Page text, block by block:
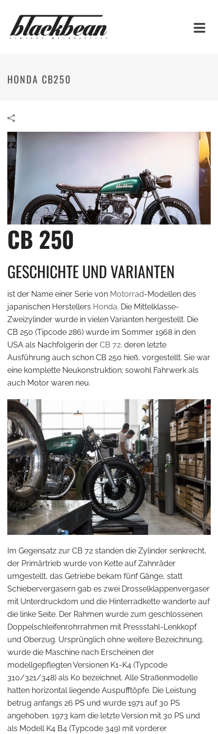
HONDA CB250
CB 250
GESCHICHTE UND VARIANTEN
ist der Name einer Serie von Motorrad-Modellen des
japanischen Herstellers Honda. Die Mittelklasse-
Zweizylinder wurde in vielen Varianten hergestellt. Die
CB 250 (Tipcode 286) wurde im Sommer 1968 in den
USA als Nachfolgerin der CB 72. deren letzte
Ausführung auch schon CB 250 hieß, vorgestellt. Sie war
eine komplette Neukonstruktion; sowohl Fahrwerk als
auch Motor waren neu.
Im Gegensatz zur CB 72 standen die Zylinder senkrecht,
der Primärtrieb wurde von Kette auf Zahnräder
umgestellt, das Getriebe bekam fünf Gänge, statt
Schiebervergasern gab es zwei Drosselklappenvergaser
mit Unterdruckdom und die Hinterradkette wanderte auf
die linke Seite. Der Rahmen wurde zum geschlossenen
Doppelschleifenrohrrahmen mit Pressstahl-Lenkkopf
und Oberzug. Ursprünglich ohne weitere Bezeichnung,
wurde die Maschine nach Erscheinen der
modellgepflegten Versionen K1-K4 (Typcode
310/321/348) als K0 bezeichnet. Alle Straßenmodelle
hatten horizontal liegende Auspufftöpfe. Die Leistung
betrug anfangs 26 PS und wurde 1971 auf 30 PS
angehoben. 1973 kam die letzte Version mit 30 PS und
als Modell K4 B4 (Typcode 349) mit vorderer